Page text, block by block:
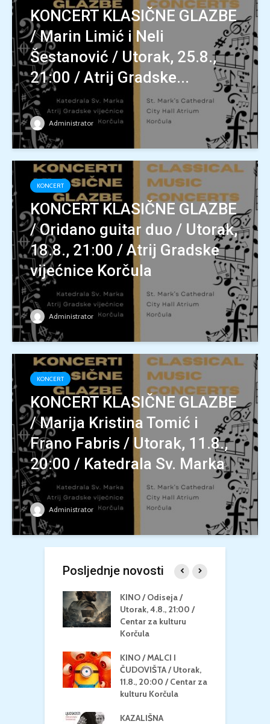
KONCERT KLASIČNE GLAZBE
/ Marin Limić i Neli
Šestanović / Utorak, 25.8.,
21:00 / Atrij Gradske...
Administrator
KONCERT
KONCERT KLASIČNE GLAZBE
/ Oridano guitar duo / Utorak,
18.8., 21:00 / Atrij Gradske
vijećnice Korčula
Administrator
KONCERT
KONCERT KLASIČNE GLAZBE
/ Marija Kristina Tomić i
Frano Fabris / Utorak, 11.8.,
20:00 / Katedrala Sv. Marka
Administrator
Posljednje novosti
KINO / Odiseja /
Utorak, 4.8., 21:00 /
Centar za kulturu
Korčula
KINO / MALCI I
ČUDOVIŠTA / Utorak,
11.8., 20:00 / Centar za
kulturu Korčula
KAZALIŠNA